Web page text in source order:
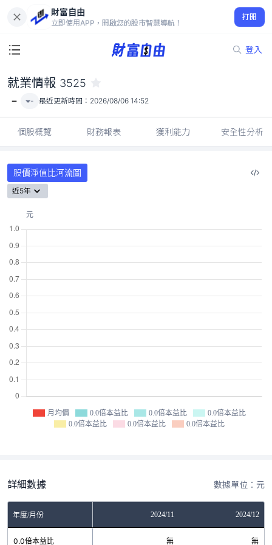
財富自由
立即使用APP，開啟您的股市智慧導航！
打開
登入
-
就業情報 3525
- - 最近更新時間： 2026/08/06 14:52
個股概覽 財務報表 獲利能力 安全性分析
股價淨值比河流圖
近5年
月均價 0.0倍本益比 0.0倍本益比
0.0倍本益比
0.0倍本益比
0.0倍本益比 0.0倍本益比
詳細數據 數據單位：元
年度/月份 2024/11 2024/12
0.0倍本益比 無 無